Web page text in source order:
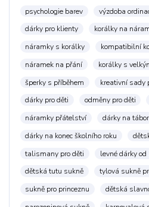
psychologie barev
výzdoba
dárky pro klienty
korálky na
náramky s korálky
kompatibilní
náramek na přání
korálky s
šperky s příběhem
kreativní sady
dárky pro děti
odměny pro děti
náramky přátelství
dárky na tábor
dárky na konec školního roku
talismany pro děti
levné dárky od
dětská tutu sukně
tylová sukně
sukně pro princeznu
dětská